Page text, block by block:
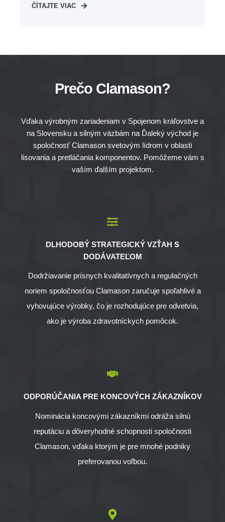
ČÍTAJTE VIAC
Prečo Clamason?
Vďaka výrobným zariadeniam v Spojenom kráľovstve a
na Slovensku a silným väzbám na Ďaleký východ je
spoločnosť Clamason svetovým lídrom v oblasti
lisovania a pretláčania komponentov. Pomôžeme vám s
vaším ďalším projektom.
DLHODOBÝ STRATEGICKÝ VZŤAH S
DODÁVATEĽOM
Dodržiavanie prísnych kvalitatívnych a regulačných
noriem spoločnosťou Clamason zaručuje spoľahlivé a
vyhovujúce výrobky, čo je rozhodujúce pre odvetvia,
ako je výroba zdravotníckych pomôcok.
ODPORÚČANIA PRE KONCOVÝCH ZÁKAZNÍKOV
Nominácia koncovými zákazníkmi odráža silnú
reputáciu a dôveryhodné schopnosti spoločnosti
Clamason, vďaka ktorým je pre mnohé podniky
preferovanou voľbou.